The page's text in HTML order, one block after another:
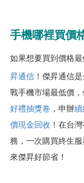
手機哪裡買價
如果想要買到價格
昇通信 ！傑昇通信
戰手機市場最低價
好禮抽獎卷 ，申辦
價現金回收 ！ 在台
務，一次購買終生
來傑昇好節省！